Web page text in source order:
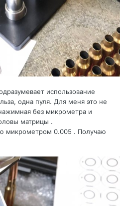
использование
одна пуля. Для меня это не
без микрометра и
матрицы .
микрометром 0.005 . Получаю